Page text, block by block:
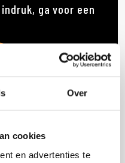
Over
cookies
en advertenties te
ga voor een